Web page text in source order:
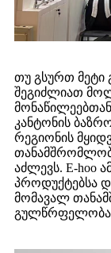
თუ გსურთ მეტი
შეგიძლიათ
კანტონის
რეგიონის
აძლევს. E-hoo
პროდუქტებსა
მომავალ